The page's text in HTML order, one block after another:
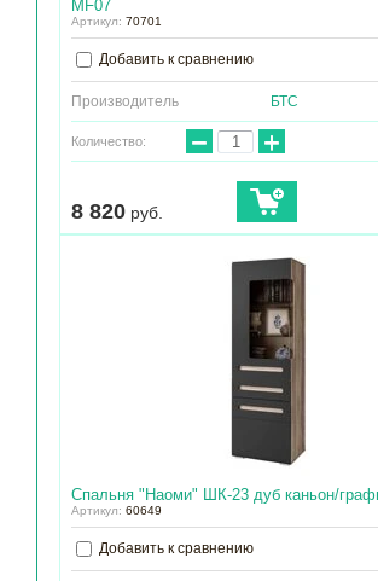
МF07
Артикул: 70701
Добавить к сравнению
Производитель БТС
Количество: − +
8 820 руб.
Спальня "Наоми" ШК-23 дуб каньон/
Артикул: 60649
Добавить к сравнению